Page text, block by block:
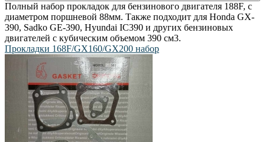
Полный набор прокладок для бензинового двигателя 188F, с
диаметром поршневой 88мм. Также подходит для Honda GX-
390, Sadko GE-390, Hyundai IC390 и других бензиновых
двигателей с кубическим объемом 390 см3.
Прокладки 168F/GX160/GX200 набор